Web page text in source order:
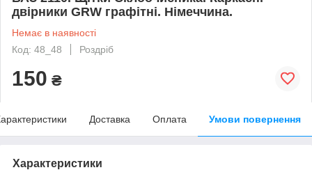
двірники GRW графітні. Німеччина.
Немає в наявності
Код: 48_48
Роздріб
150 ₴
Доставка Оплата Умови повернення
Характеристики